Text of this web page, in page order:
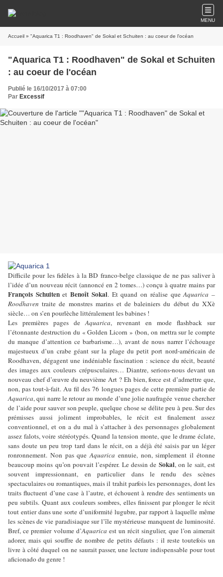
MENU
Accueil » "Aquarica T1 : Roodhaven" de Sokal et Schuiten : au coeur de l'océan
"Aquarica T1 : Roodhaven" de Sokal et Schuiten
: au coeur de l'océan
Publié le 16/10/2017 à 07:00
Par Excessif
Difficile pour les fidèles à la BD franco-belge classique de ne pas saliver à
l’idée d’un nouveau récit (annoncé en 2 tomes…) conçu à quatre mains par
François SchuitenetBenoît Sokal. Et quand on réalise queAquarica –
Roodhaven traite de monstres marins et de baleiniers du début du XXè
siècle… on s’en pourlèche littéralement les babines !
Les premières pages deAquarica, revenant en mode flashback sur
l’étonnante destruction du « Golden Licorn » (bon, on mettra sur le compte
du manque d’attention ce barbarisme…), avant de nous narrer l’échouage
majestueux d’un crabe géant sur la plage du petit port nord-américain de
Roodhaven, dégagent une indéniable fascination : science du récit, beauté
des images aux couleurs crépusculaires… Diantre, serions-nous devant un
nouveau chef d’œuvre du neuvième Art ? Eh bien, force est d’admettre que,
non, pas tout-à-fait. Au fil des 76 longues pages de cette première partie de
Aquarica, qui narre le retour au monde d’une jolie naufragée venue chercher
de l’aide pour sauver son peuple, quelque chose se délite peu à peu. Sur des
prémisses aussi joliment improbables, le récit est finalement assez
conventionnel, et on a du mal à s’attacher à des personnages globalement
assez falots, voire stéréotypés. Quand la tension monte, que le drame éclate,
sans doute un peu trop tard dans le récit, on a déjà été saisis par un léger
ronronnement. Non pas queAquarica ennuie, non, simplement il étonne
beaucoup moins qu’on pouvait l’espérer. Le dessin de Sokal, on le sait, est
souvent impressionnant, en particulier dans le rendu des scènes
spectaculaires ou romantiques, mais il trahit parfois les personnages, dont les
traits fluctuent d’une case à l’autre, et échouent à rendre des sentiments un
peu subtils. Quant aux couleurs sombres, elles finissent par plonger le récit
tout entier dans une sorte d’uniformité lugubre, par rapport à laquelle même
les scènes de vie paradisiaque sur l’île mystérieuse manquent de luminosité.
Bref, ce premier volume d’Aquarica est un récit singulier, que l’on aimerait
adorer, mais qui souffre de nombre de petits défauts : il reste toutefois un
livre à côté duquel on ne saurait passer, une lecture indispensable pour tout
aficionado du genre !